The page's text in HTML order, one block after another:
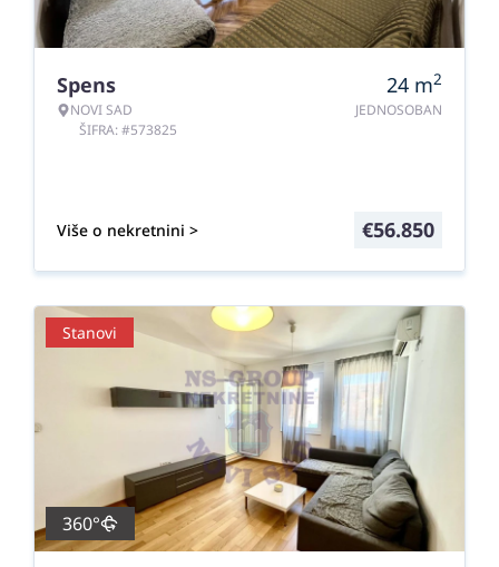
Spens
NOVI SAD
ŠIFRA: #573825
24 m2
JEDNOSOBAN
Više o nekretnini > €56.850
Stanovi
360°